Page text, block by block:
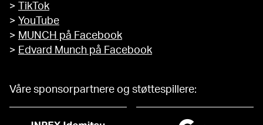
>
TikTok
> YouTube
> MUNCH på Facebook
> Edvard Munch på Facebook
Våre sponsorpartnere og støttespillere: